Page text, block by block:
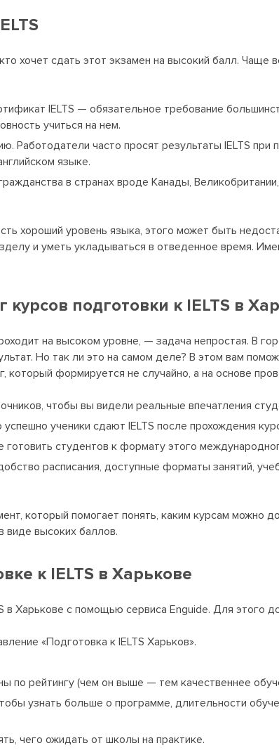
хочет сдать этот экзамен на высокий балл. Чаще
IELTS — обязательное требование
учиться на нем.
Работодатели часто просят результаты IELTS при
языке.
в странах вроде Канады,
хороший уровень языка, этого может быть
и уметь укладываться в отведенное время.
подготовки к IELTS в
на высоком уровне, — задача непростая. В
Но так ли это на самом деле? В этом вам
который формируется не случайно, а на основе
чтобы вы видели реальные впечатления
ученики сдают IELTS после прохождения
студентов к формату этого
расписания, доступные форматы занятий,
который помогает понять, каким курсам можно
виде высоких баллов.
к IELTS в Харькове
Харькове с помощью сервиса Enguide. Для этого
«Подготовка к IELTS Харьков».
по рейтингу (чем он выше — тем качественнее
узнать больше о программе, длительности
чего ожидать от школы на практике.